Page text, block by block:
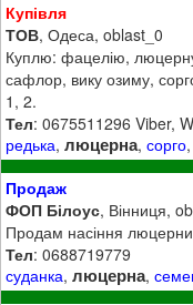
Купівля
ТОВ, Одеса, oblast_0
Куплю: фацелію,
сафлор, вику озиму,
1, 2.
Тел: 0675511296 Viber,
редька,люцерна,сорго,
Продаж
ФОП Білоус, Вінниця,
Продам насіння люцерни
Тел: 0688719779
суданка,люцерна,